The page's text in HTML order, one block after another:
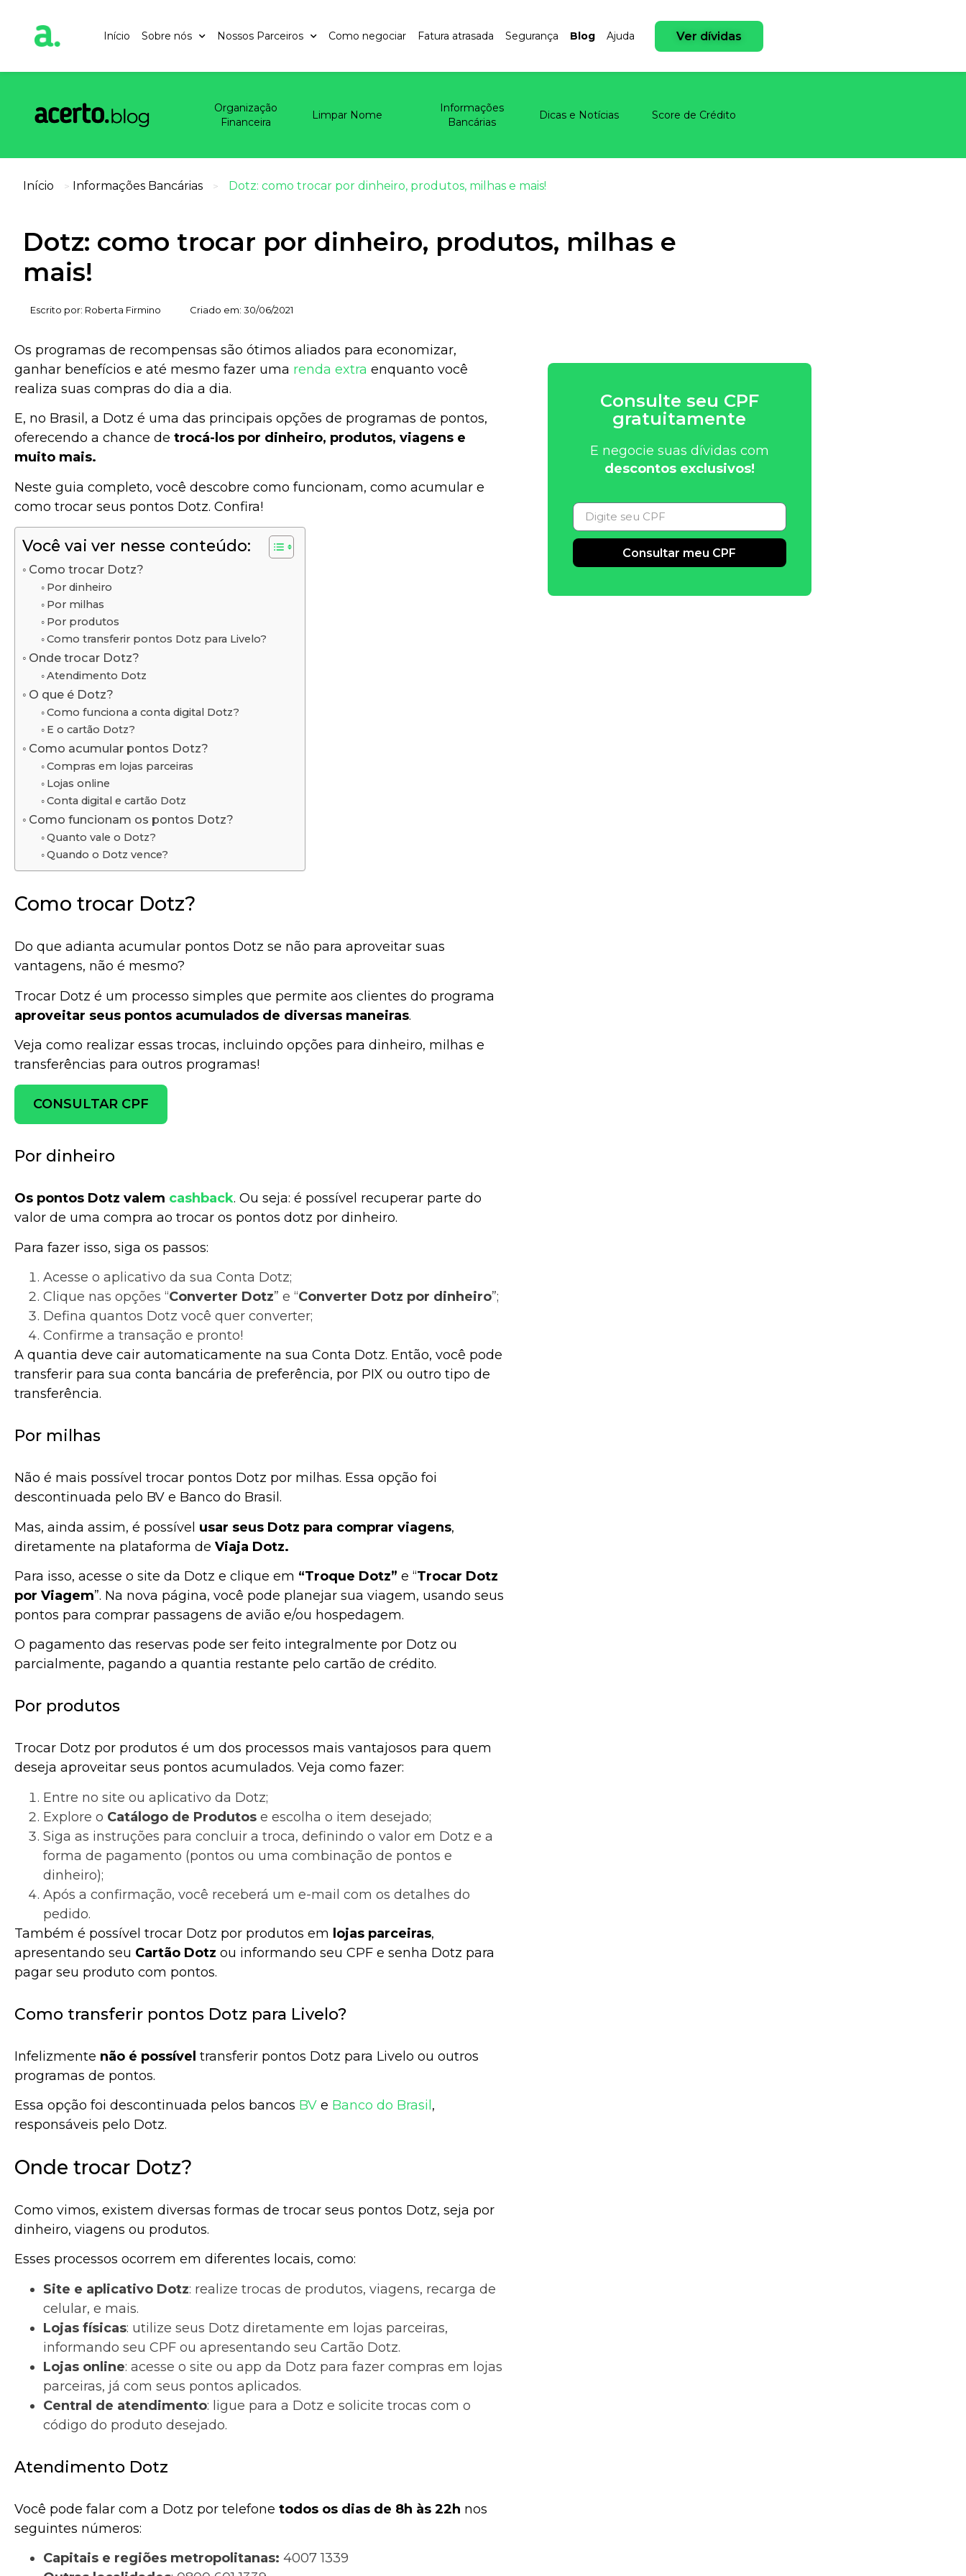
Início Sobre nós Nossos Parceiros Como negociar Fatura atrasada Segurança Blog Ajuda Ver dívidas
Organização
Financeira
Limpar Nome
Informações
Bancárias
Dicas e Notícias Score de Crédito
Início > Informações Bancárias > Dotz: como trocar por dinheiro, produtos, milhas e mais!
Dotz: como trocar por dinheiro, produtos, milhas e
mais!
Escrito por: Roberta Firmino Criado em: 30/06/2021
Os programas de recompensas são ótimos aliados para economizar,
ganhar benefícios e até mesmo fazer uma renda extra enquanto você
realiza suas compras do dia a dia.
E, no Brasil, a Dotz é uma das principais opções de programas de pontos,
oferecendo a chance de trocá-los por dinheiro, produtos, viagens e
muito mais.
Neste guia completo, você descobre como funcionam, como acumular e
como trocar seus pontos Dotz. Confira!
Você vai ver nesse conteúdo:
Como trocar Dotz?
Por dinheiro
Por milhas
Por produtos
Como transferir pontos Dotz para Livelo?
Onde trocar Dotz?
Atendimento Dotz
O que é Dotz?
Como funciona a conta digital Dotz?
E o cartão Dotz?
Como acumular pontos Dotz?
Compras em lojas parceiras
Lojas online
Conta digital e cartão Dotz
Como funcionam os pontos Dotz?
Quanto vale o Dotz?
Quando o Dotz vence?
Como trocar Dotz?
Do que adianta acumular pontos Dotz se não para aproveitar suas
vantagens, não é mesmo?
Trocar Dotz é um processo simples que permite aos clientes do programa
aproveitar seus pontos acumulados de diversas maneiras.
Veja como realizar essas trocas, incluindo opções para dinheiro, milhas e
transferências para outros programas!
CONSULTAR CPF
Por dinheiro
Os pontos Dotz valem cashback. Ou seja: é possível recuperar parte do
valor de uma compra ao trocar os pontos dotz por dinheiro.
Para fazer isso, siga os passos:
Acesse o aplicativo da sua Conta Dotz;
Clique nas opções “Converter Dotz” e “Converter Dotz por dinheiro”;
Defina quantos Dotz você quer converter;
Confirme a transação e pronto!
A quantia deve cair automaticamente na sua Conta Dotz. Então, você pode
transferir para sua conta bancária de preferência, por PIX ou outro tipo de
transferência.
Por milhas
Não é mais possível trocar pontos Dotz por milhas. Essa opção foi
descontinuada pelo BV e Banco do Brasil.
Mas, ainda assim, é possível usar seus Dotz para comprar viagens,
diretamente na plataforma de Viaja Dotz.
Para isso, acesse o site da Dotz e clique em “Troque Dotz” e “Trocar Dotz
por Viagem”. Na nova página, você pode planejar sua viagem, usando seus
pontos para comprar passagens de avião e/ou hospedagem.
O pagamento das reservas pode ser feito integralmente por Dotz ou
parcialmente, pagando a quantia restante pelo cartão de crédito.
Por produtos
Trocar Dotz por produtos é um dos processos mais vantajosos para quem
deseja aproveitar seus pontos acumulados. Veja como fazer:
Entre no site ou aplicativo da Dotz;
Explore o Catálogo de Produtos e escolha o item desejado;
Siga as instruções para concluir a troca, definindo o valor em Dotz e a
forma de pagamento (pontos ou uma combinação de pontos e
dinheiro);
Após a confirmação, você receberá um e-mail com os detalhes do
pedido.
Também é possível trocar Dotz por produtos em lojas parceiras,
apresentando seu Cartão Dotz ou informando seu CPF e senha Dotz para
pagar seu produto com pontos.
Como transferir pontos Dotz para Livelo?
Infelizmente não é possível transferir pontos Dotz para Livelo ou outros
programas de pontos.
Essa opção foi descontinuada pelos bancos BV e Banco do Brasil ,
responsáveis pelo Dotz.
Onde trocar Dotz?
Como vimos, existem diversas formas de trocar seus pontos Dotz, seja por
dinheiro, viagens ou produtos.
Esses processos ocorrem em diferentes locais, como:
Site e aplicativo Dotz: realize trocas de produtos, viagens, recarga de
celular, e mais.
Lojas físicas: utilize seus Dotz diretamente em lojas parceiras,
informando seu CPF ou apresentando seu Cartão Dotz.
Lojas online: acesse o site ou app da Dotz para fazer compras em lojas
parceiras, já com seus pontos aplicados.
Central de atendimento: ligue para a Dotz e solicite trocas com o
código do produto desejado.
Atendimento Dotz
Você pode falar com a Dotz por telefone todos os dias de 8h às 22h nos
seguintes números:
Capitais e regiões metropolitanas: 4007 1339
Consulte seu CPF
gratuitamente
E negocie suas dívidas com
descontos exclusivos!
Consultar meu CPF